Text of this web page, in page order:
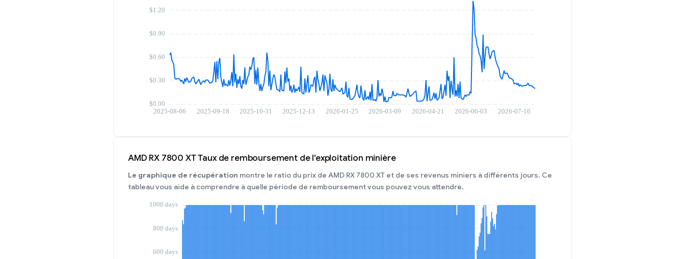
AMD RX 7800 XT Taux de remboursement de l'exploitation minière
Le graphique de récupération montre le ratio du prix de AMD RX 7800 XT et de ses revenus miniers à différents jours. Ce
tableau vous aide à comprendre à quelle période de remboursement vous pouvez vous attendre.